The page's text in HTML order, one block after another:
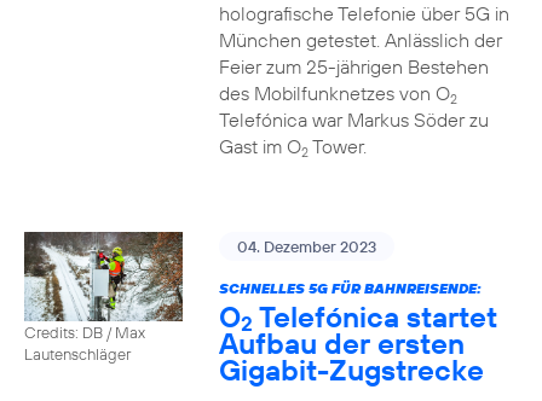
holografische Telefonie über 5G in
München getestet. Anlässlich der
Feier zum 25-jährigen Bestehen
des Mobilfunknetzes von O2
Telefónica war Markus Söder zu
Gast im O2Tower.
Credits: DB / Max
Lautenschläger
04. Dezember 2023
SCHNELLES 5G FÜR BAHNREISENDE:
O2 Telefónica startet
Aufbau der ersten
Gigabit-Zugstrecke